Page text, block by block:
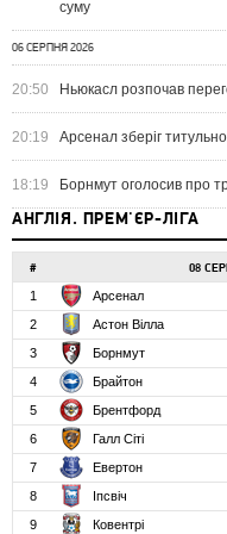
суму
06 СЕРПНЯ 2026
20:50 Ньюкасл розпочав
20:19 Арсенал зберіг
18:19 Борнмут оголосив про
АНГЛІЯ. ПРЕМ'ЄР-ЛІГА
# 08
1 Арсенал
2
Астон Вілла
3
Борнмут
4
Брайтон
5
Брентфорд
6
Галл Сіті
7
Евертон
8
Іпсвіч
9
Ковентрі